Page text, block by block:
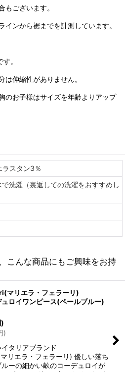
もございます。
インから裾までを計測しています。
。
は伸縮性がありません。
のお子様はサイズを年齢よりアップ
ラスタン3％
洗濯（裏返しての洗濯をおすすめし
こんな商品にもご興味をお持
マリエラ・フェラーリ)
ロイワンピース(ペールブルー)
)
イタリアブランド
リエラ・フェラーリ) 優しい落ち
ーの細かい畝のコーデュロイが